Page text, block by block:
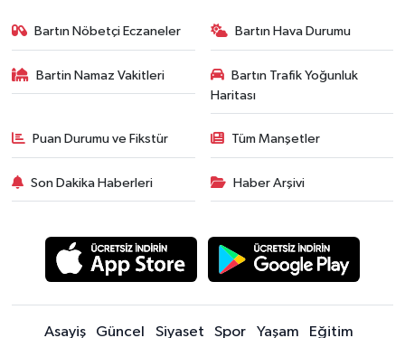
Bartın Nöbetçi Eczaneler Bartın Hava Durumu
Bartin Namaz Vakitleri
Bartın Trafik Yoğunluk
Haritası
Puan Durumu ve Fikstür Tüm Manşetler
Son Dakika Haberleri Haber Arşivi
Asayiş Güncel Siyaset Spor Yaşam Eğitim